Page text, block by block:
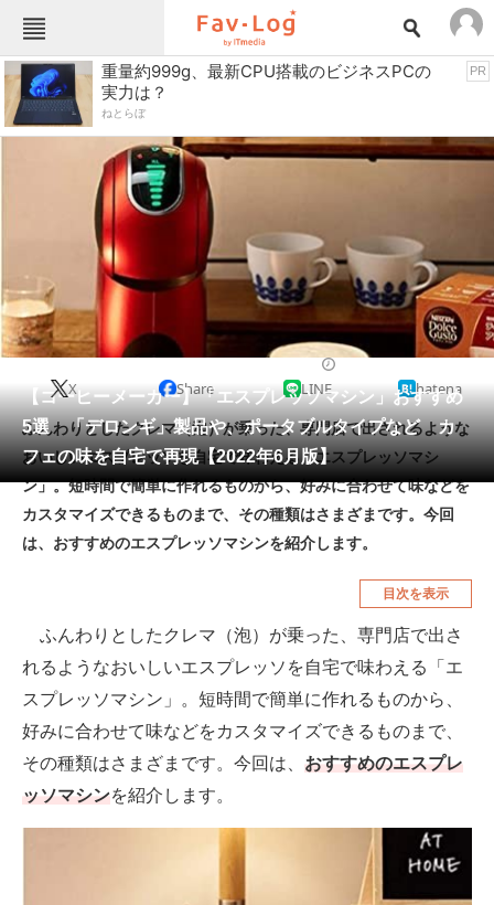
Fav-Logカテゴリー一覧
TOP
インテリア・収納 おもちゃ・ホビー
コンテンツ・サービス スイーツ・お菓子
スポーツ・レジャー スマホ・携帯電話
パソコン・タブレット ファッション
ペット 家電
工具・DIY 本・DVD・CD
生活家電 生活用品
空調・季節家電 美容・コスメ
メディア
ITの今と未来を見通す
重量約999g、最新CPU搭載のビジネスPCの
実力は？
ねとらぼ
PR
【コーヒーメーカー】「エスプレッソマシン」おすすめ
5選 「デロンギ」製品や、ポータブルタイプなど カ
フェの味を自宅で再現【2022年6月版】
X Share LINE hatena
ふんわりとしたクレマ（泡）が乗った、専門店で出されるような
おいしいエスプレッソを自宅で味わえる「エスプレッソマシ
ン」。短時間で簡単に作れるものから、好みに合わせて味などを
カスタマイズできるものまで、その種類はさまざまです。今回
は、おすすめのエスプレッソマシンを紹介します。
目次を表示
ふんわりとしたクレマ（泡）が乗った、専門店で出さ
れるようなおいしいエスプレッソを自宅で味わえる「エ
スプレッソマシン」。短時間で簡単に作れるものから、
好みに合わせて味などをカスタマイズできるものまで、
その種類はさまざまです。今回は、 おすすめのエスプレ
ッソマシンを紹介します。